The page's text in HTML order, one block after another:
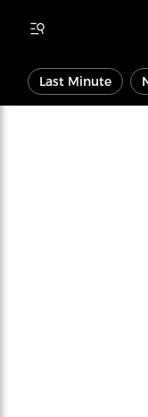
Last Minute